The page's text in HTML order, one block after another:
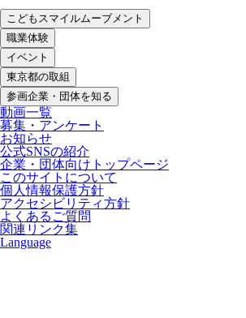
こどもスマイルムーブメント
職業体験
イベント
東京都の取組
参画企業・団体を知る
動画一覧
募集・アンケート
お知らせ
公式SNSの紹介
企業・団体向けトップページ
このサイトについて
個人情報保護方針
アクセシビリティ方針
よくあるご質問
関連リンク集
Language